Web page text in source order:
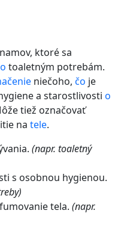
ktoré sa
toaletným potrebám.
niečoho, čo je
a starostlivosti o
tiež označovať
na tele.
(napr. toaletný
s osobnou hygienou.
tela. (napr.